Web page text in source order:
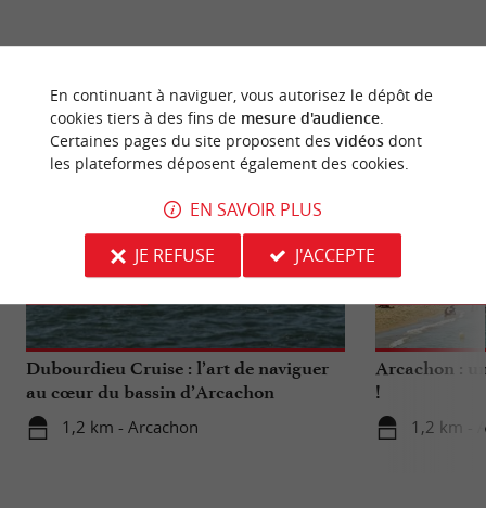
NOUS AVONS TESTÉPOUR VOUS
Dubourdieu Cruise : l’art de naviguer
au cœur du bassin d’Arcachon
1,2 km - Arcachon
Arcachon :
!
1,2 km -
En continuant à naviguer, vous autorisez le dépôt de
cookies tiers à des fins de mesure d'audience.
Certaines pages du site proposent des vidéosdont
les plateformes déposent également des cookies.
EN SAVOIR PLUS
JE REFUSE
J'ACCEPTE